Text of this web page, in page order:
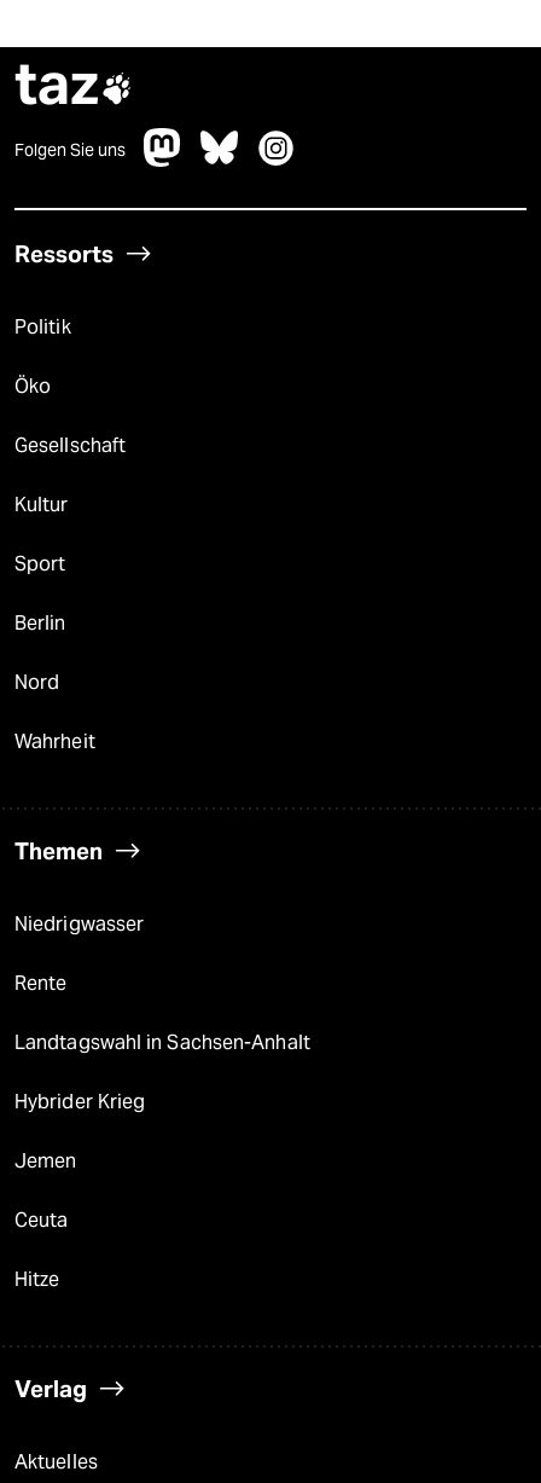
taz
Folgen Sie uns
Ressorts
Politik
Öko
Gesellschaft
Kultur
Sport
Berlin
Nord
Wahrheit
Themen
Niedrigwasser
Rente
Landtagswahl in Sachsen-Anhalt
Hybrider Krieg
Jemen
Ceuta
Hitze
Verlag
Aktuelles